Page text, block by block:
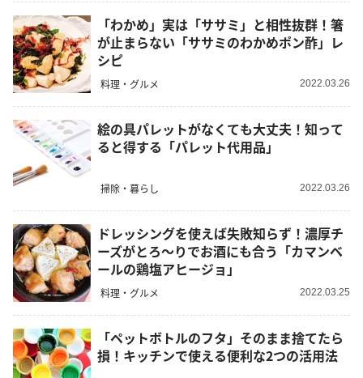
「わかめ」実は「ササミ」と相性抜群！箸
が止まらない「ササミのわかめポン酢」レ
シピ
料理・グルメ 2022.03.26
絵の具パレットがなくても大丈夫！知って
ると得する「パレット代用品」
掃除・暮らし 2022.03.26
ドレッシングを使えば失敗知らず！濃厚チ
ーズがとろ〜りでお酒にも合う「カマンベ
ールの鶏塩アヒージョ」
料理・グルメ 2022.03.25
「ペットボトルのフタ」そのまま捨てたら
損！キッチンで使える便利な2つの活用法